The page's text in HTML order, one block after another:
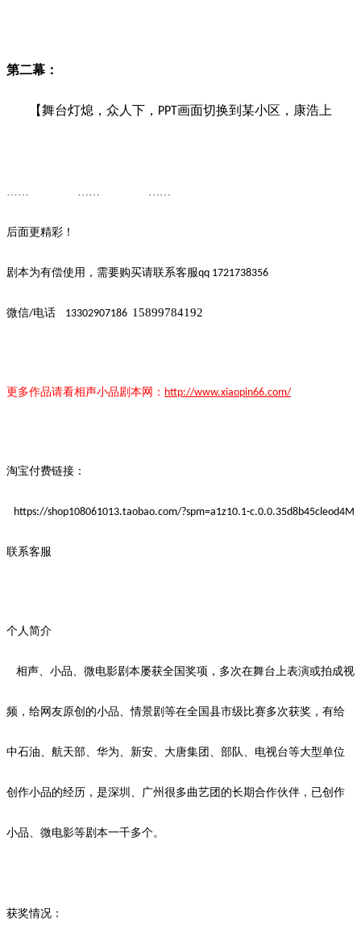
第二幕：
【舞台灯熄，众人下， PPT画面切换到某小区，康浩上
后面更精彩！
剧本为有偿使用，需要购买请联系客服qq 1721738356
微信/电话 13302907186 15899784192
更多作品请看相声小品剧本网： http://www.xiaopin66.com/
淘宝付费链接：
https://shop108061013.taobao.com/?spm=a1z10.1-c.0.0.35d8b45cleod4M
联系客服
个人简介
相声、小品、微电影剧本屡获全国奖项，多次在舞台上表演或拍成视
频，给网友原创 的小品、情景剧等在全国县市级比赛多次获奖，有给
中石油、航天部、华为、新安、大唐集团、部队、电视台等大型单位
创作小品的经历，是深圳、广州很多曲艺团的长期合作伙伴，已创作
小品、微电影等剧本一千多个。
获奖情况：